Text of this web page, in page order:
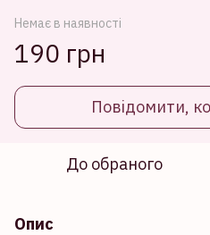
Немає в наявності
190 грн
Повідомити,
До обраного
Опис